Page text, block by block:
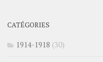
CATÉGORIES
1914-1918 (30)